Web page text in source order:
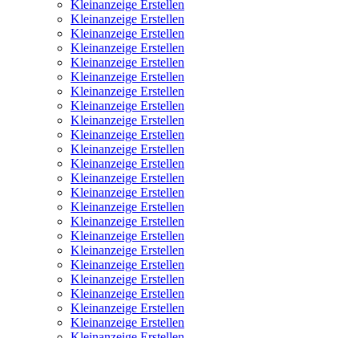
Kleinanzeige Erstellen
Kleinanzeige Erstellen
Kleinanzeige Erstellen
Kleinanzeige Erstellen
Kleinanzeige Erstellen
Kleinanzeige Erstellen
Kleinanzeige Erstellen
Kleinanzeige Erstellen
Kleinanzeige Erstellen
Kleinanzeige Erstellen
Kleinanzeige Erstellen
Kleinanzeige Erstellen
Kleinanzeige Erstellen
Kleinanzeige Erstellen
Kleinanzeige Erstellen
Kleinanzeige Erstellen
Kleinanzeige Erstellen
Kleinanzeige Erstellen
Kleinanzeige Erstellen
Kleinanzeige Erstellen
Kleinanzeige Erstellen
Kleinanzeige Erstellen
Kleinanzeige Erstellen